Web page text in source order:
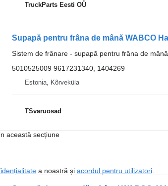
TruckParts Eesti OÜ
Sistem de frânare - supapă pentru frâna de mână
5010525009 9617231340, 1404269
Estonia, Kõrveküla
TSvaruosad
această secțiune
a noastră și acordul pentru utilizatori.